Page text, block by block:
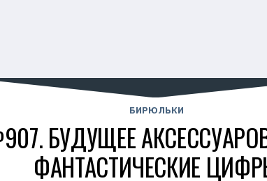
БИРЮЛЬКИ
БУДУЩЕЕ
ФАНТАСТИЧЕСКИЕ